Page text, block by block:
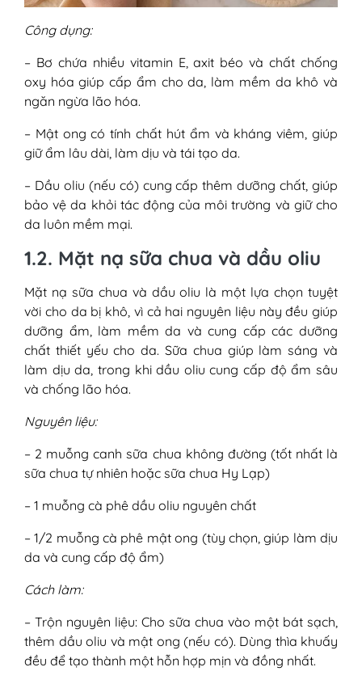
Công dụng:
– Bơ chứa nhiều vitamin E, axit béo và chất chống
oxy hóa giúp cấp ẩm cho da, làm mềm da khô và
ngăn ngừa lão hóa.
– Mật ong có tính chất hút ẩm và kháng viêm, giúp
giữ ẩm lâu dài, làm dịu và tái tạo da.
– Dầu oliu (nếu có) cung cấp thêm dưỡng chất, giúp
bảo vệ da khỏi tác động của môi trường và giữ cho
da luôn mềm mại.
1.2. Mặt nạ sữa chua và dầu oliu
Mặt nạ sữa chua và dầu oliu là một lựa chọn tuyệt
vời cho da bị khô, vì cả hai nguyên liệu này đều giúp
dưỡng ẩm, làm mềm da và cung cấp các dưỡng
chất thiết yếu cho da. Sữa chua giúp làm sáng và
làm dịu da, trong khi dầu oliu cung cấp độ ẩm sâu
và chống lão hóa.
Nguyên liệu:
– 2 muỗng canh sữa chua không đường (tốt nhất là
sữa chua tự nhiên hoặc sữa chua Hy Lạp)
– 1 muỗng cà phê dầu oliu nguyên chất
– 1/2 muỗng cà phê mật ong (tùy chọn, giúp làm dịu
da và cung cấp độ ẩm)
Cách làm:
– Trộn nguyên liệu: Cho sữa chua vào một bát sạch,
thêm dầu oliu và mật ong (nếu có). Dùng thìa khuấy
đều để tạo thành một hỗn hợp mịn và đồng nhất.